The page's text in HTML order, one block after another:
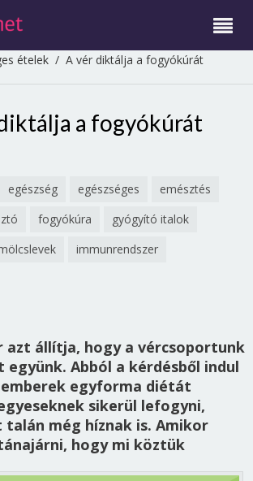
ételek/ A vér diktálja a fogyókúrát
a fogyókúrát
egészség egészséges
emésztés
fogyókúra
gyógyító italok
immunrendszer
azt állítja, hogy a vércsoportunk
Abból a kérdésből indul
egyforma diétát
sikerül lefogyni,
talán még híznak is. Amikor
hogy mi köztük